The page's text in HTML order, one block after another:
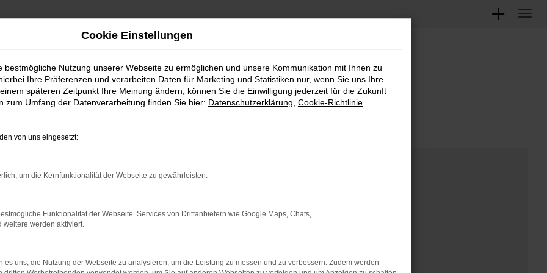
Cookie Einstellungen
bestmögliche Nutzung unserer Webseite zu ermöglichen und unsere Kommunikation mit Ihnen zu
Ihre Präferenzen und verarbeiten Daten für Marketing und Statistiken nur, wenn Sie uns Ihre
späteren Zeitpunkt Ihre Meinung ändern, können Sie die Einwilligung jederzeit für die Zukunft
zum Umfang der Datenverarbeitung finden Sie hier: Datenschutzerklärung Cookie-Richtlinie
von uns eingesetzt:
um die Kernfunktionalität der Webseite zu gewährleisten.
Funktionalität der Webseite. Services von Drittanbietern wie Google Maps, Chats,
weitere werden aktiviert.
es uns, die Nutzung der Webseite zu analysieren, um die Leistung zu messen und zu verbessern. Zudem werden